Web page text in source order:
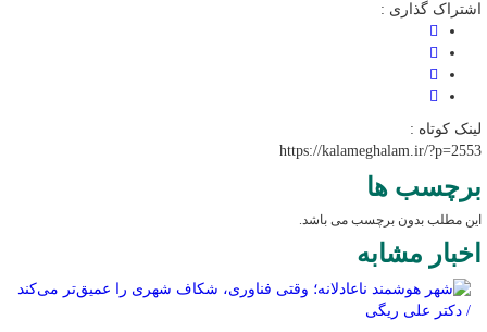
اشتراک گذاری :
لینک کوتاه :
https://kalameghalam.ir/?p=2553
برچسب ها
این مطلب بدون برچسب می باشد.
اخبار مشابه